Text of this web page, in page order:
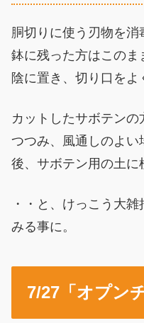
胴切りに使う刃物を消
鉢に残った方はこのま
陰に置き、切り口をよ
カットしたサボテン
つつみ、風通しのよい
後、サボテン用の土に
・・と、けっこう大
みる事に。
7/27「オプン